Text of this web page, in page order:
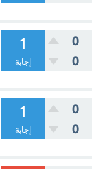
0
0
1
إجابة
0
0
1
إجابة